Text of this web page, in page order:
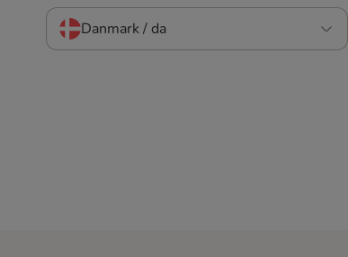
Danmark / da